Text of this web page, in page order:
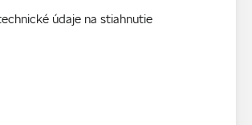
údaje na stiahnutie